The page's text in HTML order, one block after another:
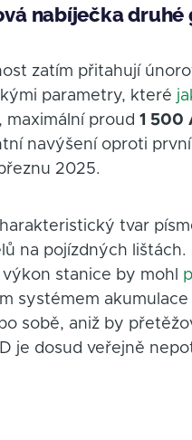
nabíječka druhé
zatím přitahují
parametry, které
, maximální proud1 500
navýšení oproti
2025.
tvar
na pojízdných
stanice by mohl
systémem
sobě, aniž by
je dosud veřejně